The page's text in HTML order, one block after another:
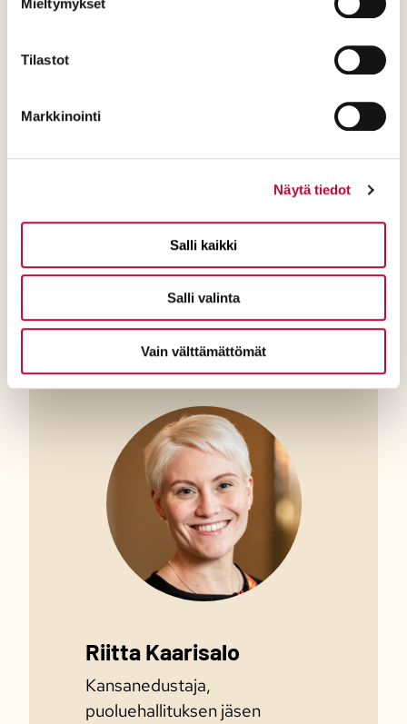
Tilastot
Markkinointi
Näytä tiedot
Salli kaikki
Salli valinta
Vain välttämättömät
piahiltunen.com
Pia Hiltunen Facebook
Pia Hiltunen Instagram
Pia Hiltunen X
Riitta Kaarisalo
Kansanedustaja,
puoluehallituksen jäsen